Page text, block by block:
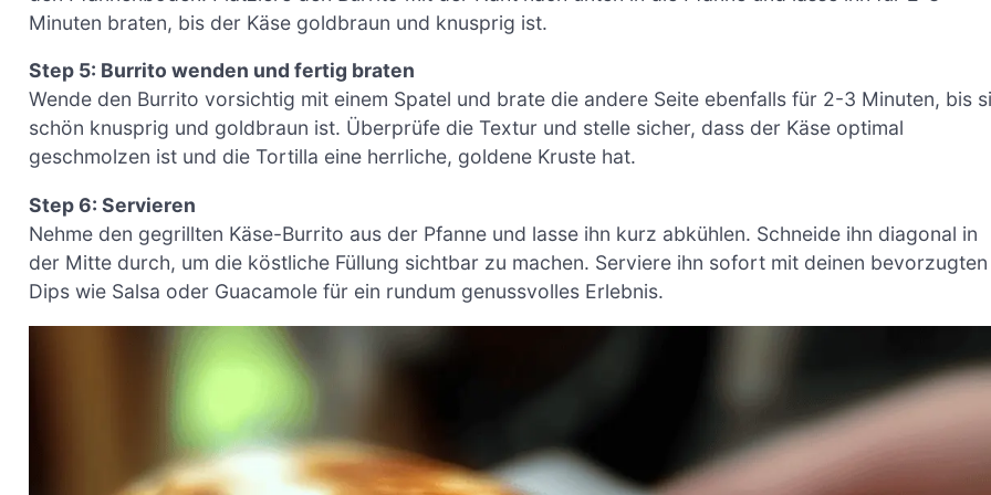
Minuten braten, bis der Käse goldbraun und knusprig ist.
Step 5: Burrito wenden und fertig braten
Wende den Burrito vorsichtig mit einem Spatel und brate die andere Seite ebenfalls für 2-3 Minuten, bis
schön knusprig und goldbraun ist. Überprüfe die Textur und stelle sicher, dass der Käse optimal
geschmolzen ist und die Tortilla eine herrliche, goldene Kruste hat.
Step 6: Servieren
Nehme den gegrillten Käse-Burrito aus der Pfanne und lasse ihn kurz abkühlen. Schneide ihn diagonal in
der Mitte durch, um die köstliche Füllung sichtbar zu machen. Serviere ihn sofort mit deinen bevorzugten
Dips wie Salsa oder Guacamole für ein rundum genussvolles Erlebnis.